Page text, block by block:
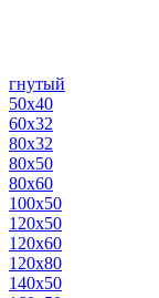
гнутый
50х40
60х32
80х32
80х50
80х60
100х50
120х50
120х60
120х80
140х50